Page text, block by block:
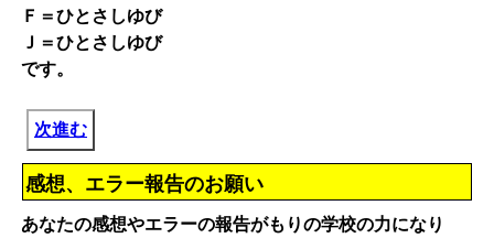
Ｆ＝ひとさしゆび
Ｊ＝ひとさしゆび
です。
次進む
感想、エラー報告のお願い
あなたの感想やエラーの報告がもりの学校の力になり